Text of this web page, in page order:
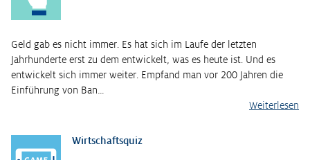
Geld gab es nicht immer. Es hat sich im Laufe der letzten
Jahrhunderte erst zu dem entwickelt, was es heute ist. Und es
entwickelt sich immer weiter. Empfand man vor 200 Jahren die
Einführung von Ban…
Weiterlesen
Wirtschaftsquiz